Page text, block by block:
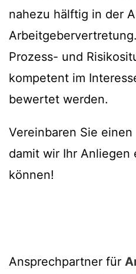
nahezu hälftig in der
Prozess- und
kompetent im
bewertet werden.
Vereinbaren Sie
damit wir Ihr Anliegen
können!
Ansprechpartner für